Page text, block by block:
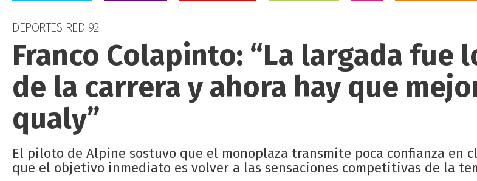
DEPORTES RED 92
Franco Colapinto: “La largada fue
de la carrera y ahora hay que
qualy”
El piloto de Alpine sostuvo que el monoplaza transmite poca confianza en
que el objetivo inmediato es volver a las sensaciones competitivas de la